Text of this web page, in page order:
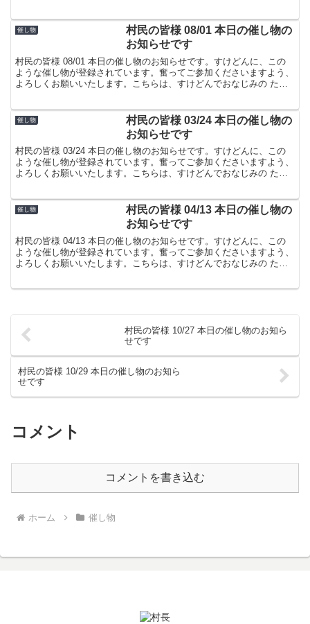
催し物
村民の皆様 08/01 本日の催し物の
お知らせです
村民の皆様 08/01 本日の催し物のお知らせです。すけどんに、この
ような催し物が登録されています。奮ってご参加くださいますよう、
よろしくお願いいたします。こちらは、すけどんでおなじみの たま
催し物
村民の皆様 03/24 本日の催し物の
お知らせです
村民の皆様 03/24 本日の催し物のお知らせです。すけどんに、この
ような催し物が登録されています。奮ってご参加くださいますよう、
よろしくお願いいたします。こちらは、すけどんでおなじみの たま
催し物
村民の皆様 04/13 本日の催し物の
お知らせです
村民の皆様 04/13 本日の催し物のお知らせです。すけどんに、この
ような催し物が登録されています。奮ってご参加くださいますよう、
よろしくお願いいたします。こちらは、すけどんでおなじみの たま
村民の皆様 10/27 本日の催し物のお知ら
せです
村民の皆様 10/29 本日の催し物のお知ら
せです
コメント
コメントを書き込む
ホーム 催し物